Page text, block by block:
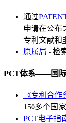
通过
申请在公布
专利文献和
原属局 - 检
PCT体系——国际
《专利合作
150多个国
PCT电子指